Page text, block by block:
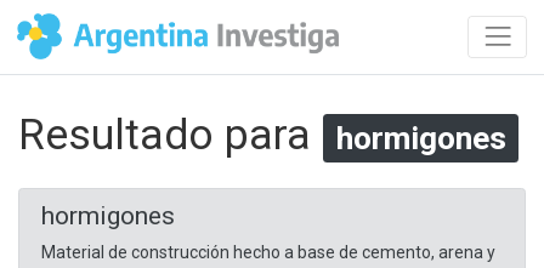
Resultado para hormigones
hormigones
Material de construcción hecho a base de cemento, arena y